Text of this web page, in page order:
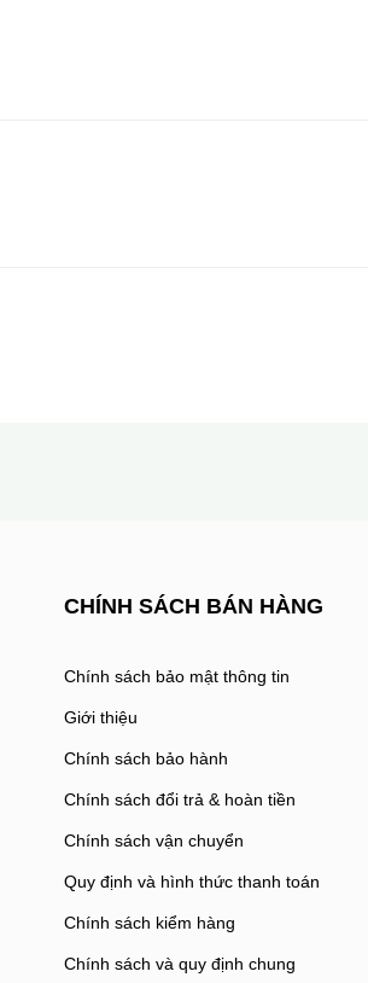
CHÍNH SÁCH BÁN HÀNG
Chính sách bảo mật thông tin
Giới thiệu
Chính sách bảo hành
Chính sách đổi trả & hoàn tiền
Chính sách vận chuyển
Quy định và hình thức thanh toán
Chính sách kiểm hàng
Chính sách và quy định chung